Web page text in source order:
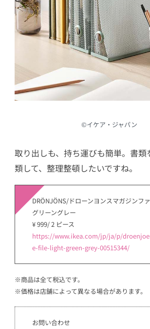
©︎イケア・ジャパン
取り出しも、持ち運びも簡単。書類
類して、整理整頓したいですね。
DRÖNJÖNS/ドローンヨンスマガジンフ
グリーングレー
¥ 999/ 2 ピース
https://www.ikea.com/jp/ja/p/
e-file-light-green-grey-00515344/
※商品は全て税込です。
※価格は店舗によって異なる場合があります。
お問い合わせ